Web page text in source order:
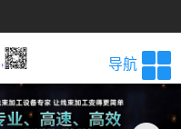
导航